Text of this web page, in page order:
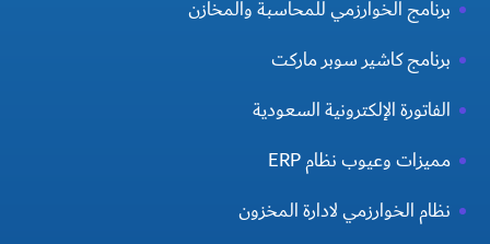
برنامج الخوارزمي للمحاسبة والمخازن
برنامج كاشير سوبر ماركت
الفاتورة الإلكترونية السعودية
مميزات وعيوب نظام ERP
نظام الخوارزمي لادارة المخزون